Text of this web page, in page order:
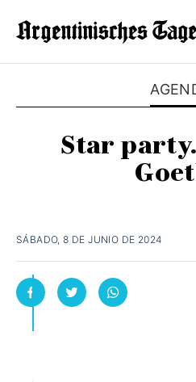
Star
SÁBADO, 8 DE JUNIO DE 2024